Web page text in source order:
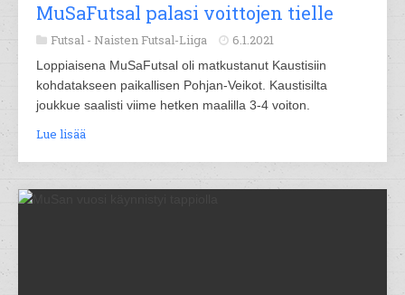
MuSaFutsal palasi voittojen tielle
Futsal - Naisten Futsal-Liiga 6.1.2021
Loppiaisena MuSaFutsal oli matkustanut Kaustisiin
kohdatakseen paikallisen Pohjan-Veikot. Kaustisilta
joukkue saalisti viime hetken maalilla 3-4 voiton.
Lue lisää